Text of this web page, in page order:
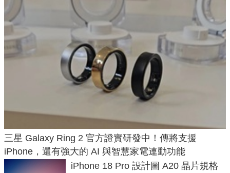
三星 Galaxy Ring 2 官方證實研發中！傳將支援
iPhone，還有強大的 AI 與智慧家電連動功能
iPhone 18 Pro 設計圖 A20 晶片規格